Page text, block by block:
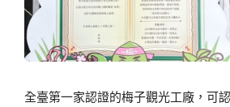
全臺第一家認證的梅子觀光工廠，可